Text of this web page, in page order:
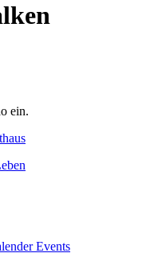
ein.
Events